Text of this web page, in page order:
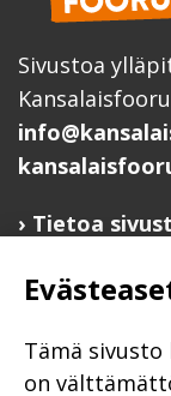
Sivustoa
Tietoa
Ilmoita
Anna
Tämä sivusto
on